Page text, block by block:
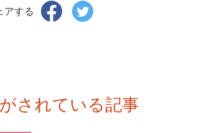
アする
Facebook
る
Twitter
る
されている記事